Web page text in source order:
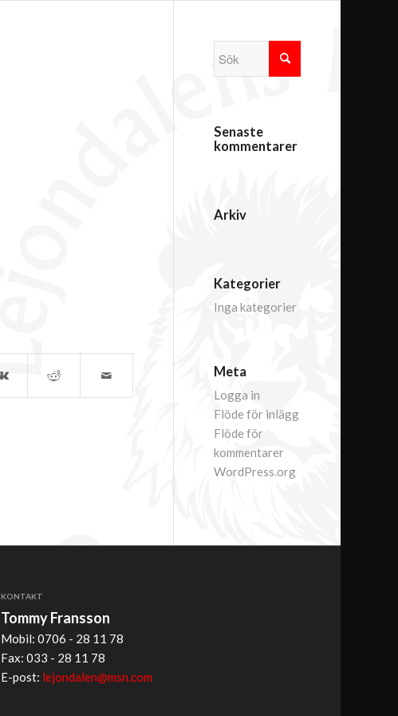
Senaste
kommentarer
Arkiv
Kategorier
Inga kategorier
Meta
Logga in
Flöde för inlägg
Flöde för
kommentarer
WordPress.org
KONTAKT
Tommy Fransson
Mobil: 0706 - 28 11 78
Fax: 033 - 28 11 78
E-post: lejondalen@msn.com